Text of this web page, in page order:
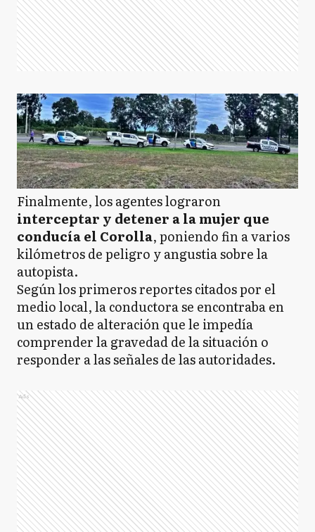
Finalmente, los agentes lograron
interceptar y detener a la mujer que
conducía el Corolla, poniendo fin a varios
kilómetros de peligro y angustia sobre la
autopista.
Según los primeros reportes citados por el
medio local, la conductora se encontraba en
un estado de alteración que le impedía
comprender la gravedad de la situación o
responder a las señales de las autoridades.
Ads